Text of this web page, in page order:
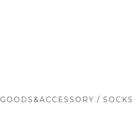
GOODS&ACCESSORY /